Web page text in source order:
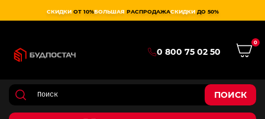
СКИДКИ ОТ 10%БОЛЬШАЯ РАСПРОДАЖАСКИДКИ ДО 50%
0 800 75 02 50
0
ПОИСК